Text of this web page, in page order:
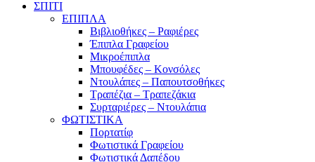
ΣΠΙΤΙ
ΕΠΙΠΛΑ
Βιβλιοθήκες – Ραφιέρες
Έπιπλα Γραφείου
Μικροέπιπλα
Μπουφέδες – Κονσόλες
Ντουλάπες – Παπουτσοθήκες
Τραπέζια – Τραπεζάκια
Συρταριέρες – Ντουλάπια
ΦΩΤΙΣΤΙΚΑ
Πορτατίφ
Φωτιστικά Γραφείου
Φωτιστικά Δαπέδου